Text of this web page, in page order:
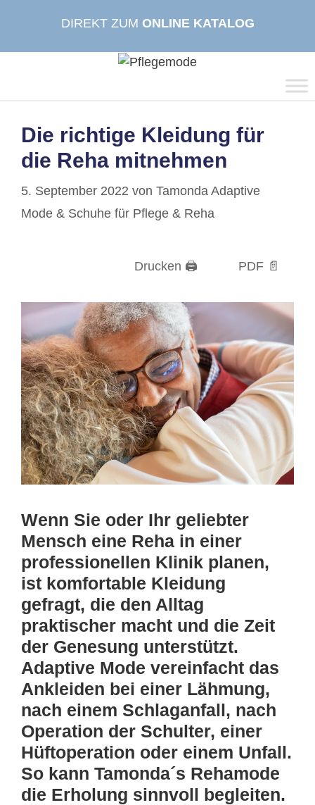
DIREKT ZUM ONLINE KATALOG
Die richtige Kleidung für
die Reha mitnehmen
5. September 2022 von Tamonda Adaptive
Mode & Schuhe für Pflege & Reha
Drucken 🖨 PDF 📄
Wenn Sie oder Ihr geliebter
Mensch eine Reha in einer
professionellen Klinik planen,
ist komfortable Kleidung
gefragt, die den Alltag
praktischer macht und die Zeit
der Genesung unterstützt.
Adaptive Mode vereinfacht das
Ankleiden bei einer Lähmung,
nach einem Schlaganfall, nach
Operation der Schulter, einer
Hüftoperation oder einem Unfall.
So kann Tamonda´s Rehamode
die Erholung sinnvoll begleiten.